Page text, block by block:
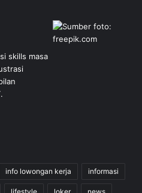
info lowongan kerja informasi